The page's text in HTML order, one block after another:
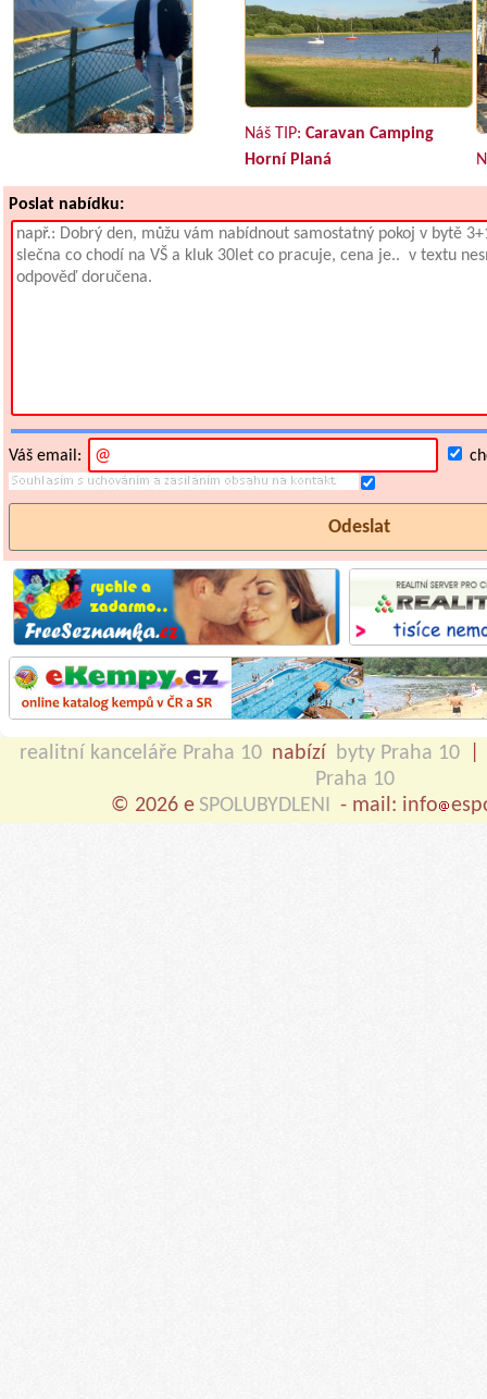
Náš TIP: Caravan Camping
Horní Planá
Poslat nabídku:
Váš email:
realitní kanceláře Praha 10 nabízí byty Praha 10
Praha 10
© 2026 e SPOLUBYDLENI - mail: info